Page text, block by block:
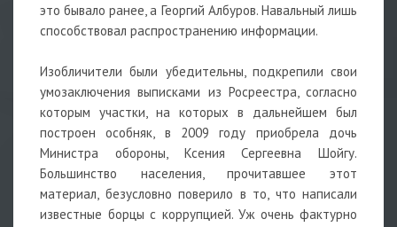
это бывало ранее, а Георгий Албуров. Навальный лишь
способствовал распространению информации.
Изобличители были убедительны, подкрепили свои
умозаключения выписками из Росреестра, согласно
которым участки, на которых в дальнейшем был
построен особняк, в 2009 году приобрела дочь
Министра обороны, Ксения Сергеевна Шойгу.
Большинство населения, прочитавшее этот
материал, безусловно поверило в то, что написали
известные борцы с коррупцией. Уж очень фактурно